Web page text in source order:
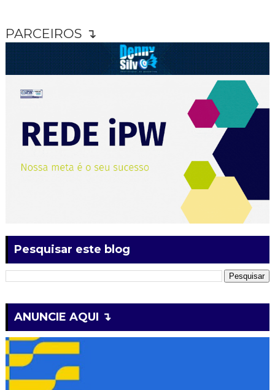
PARCEIROS ↴
Pesquisar este blog
ANUNCIE AQUI ↴